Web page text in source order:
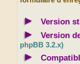
► Version
► Version
phpBB 3.2.x)
►